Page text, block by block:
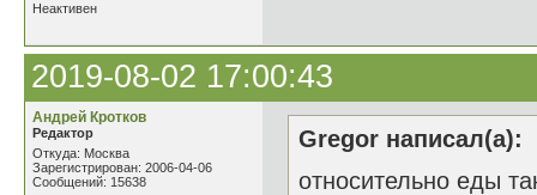
Неактивен
2019-08-02 17:00:43
Андрей Кротков
Редактор
Откуда: Москва
Зарегистрирован: 2006-04-06
Сообщений: 15638
Gregor написал(а):
относительно еды